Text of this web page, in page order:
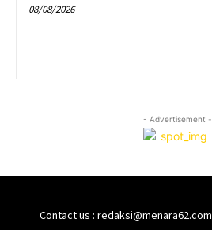
08/08/2026
- Advertisement -
Contact us : redaksi@menara62.com